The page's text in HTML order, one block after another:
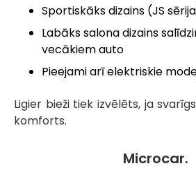
Sportiskāks dizains (JS
Labāks salona dizains
vecākiem auto
Pieejami arī elektriskie
Ligier bieži tiek izvēlēts, ja
komforts.
Microcar.